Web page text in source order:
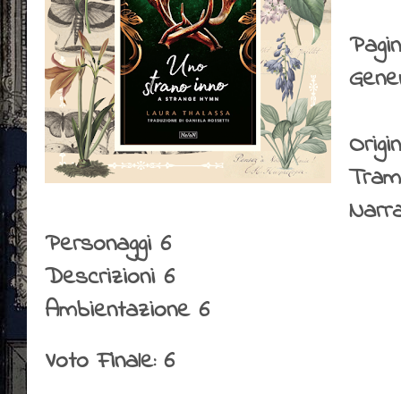
Personaggi 6
Descrizioni 6
Ambientazione 6
Voto Finale: 6